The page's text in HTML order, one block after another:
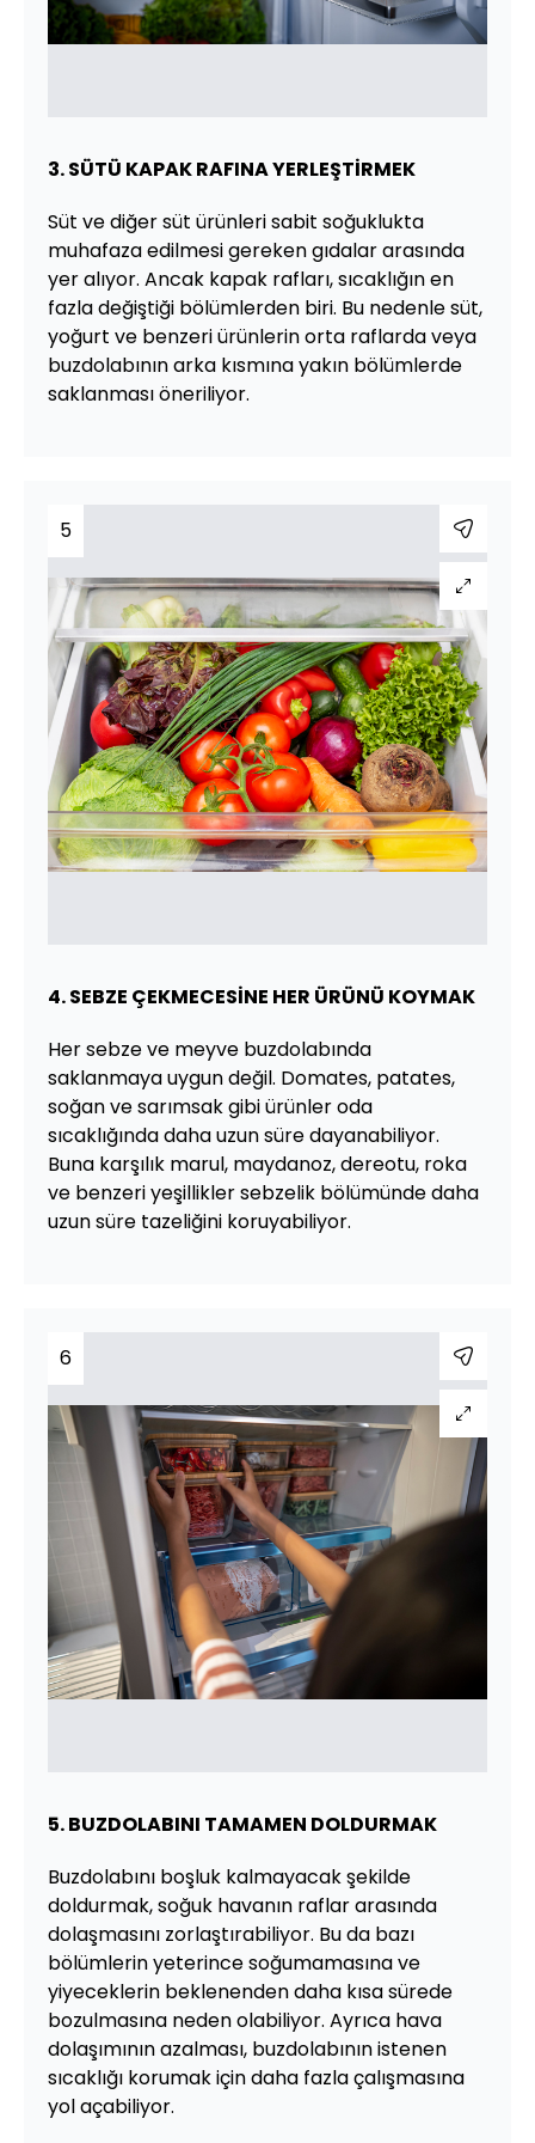
3. SÜTÜ KAPAK RAFINA YERLEŞTİRMEK
Süt ve diğer süt ürünleri sabit soğuklukta
muhafaza edilmesi gereken gıdalar arasında
yer alıyor. Ancak kapak rafları, sıcaklığın en
fazla değiştiği bölümlerden biri. Bu nedenle süt,
yoğurt ve benzeri ürünlerin orta raflarda veya
buzdolabının arka kısmına yakın bölümlerde
saklanması öneriliyor.
5
4. SEBZE ÇEKMECESİNE HER ÜRÜNÜ KOYMAK
Her sebze ve meyve buzdolabında
saklanmaya uygun değil. Domates, patates,
soğan ve sarımsak gibi ürünler oda
sıcaklığında daha uzun süre dayanabiliyor.
Buna karşılık marul, maydanoz, dereotu, roka
ve benzeri yeşillikler sebzelik bölümünde daha
uzun süre tazeliğini koruyabiliyor.
6
5. BUZDOLABINI TAMAMEN DOLDURMAK
Buzdolabını boşluk kalmayacak şekilde
doldurmak, soğuk havanın raflar arasında
dolaşmasını zorlaştırabiliyor. Bu da bazı
bölümlerin yeterince soğumamasına ve
yiyeceklerin beklenenden daha kısa sürede
bozulmasına neden olabiliyor. Ayrıca hava
dolaşımının azalması, buzdolabının istenen
sıcaklığı korumak için daha fazla çalışmasına
yol açabiliyor.